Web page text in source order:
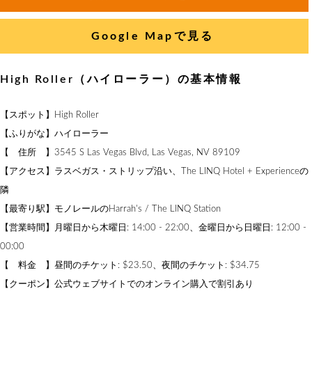
Google Mapで見る
High Roller（ハイローラー）の基本情報
【スポット】High Roller
【ふりがな】ハイローラー
【 住所 】3545 S Las Vegas Blvd, Las Vegas, NV 89109
【アクセス】ラスベガス・ストリップ沿い、The LINQ Hotel + Experienceの
隣
【最寄り駅】モノレールのHarrah's / The LINQ Station
【営業時間】月曜日から木曜日: 14:00 - 22:00、金曜日から日曜日: 12:00 -
00:00
【 料金 】昼間のチケット: $23.50、夜間のチケット: $34.75
【クーポン】公式ウェブサイトでのオンライン購入で割引あり